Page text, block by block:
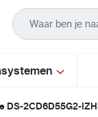
DS-2CD6D55G2-